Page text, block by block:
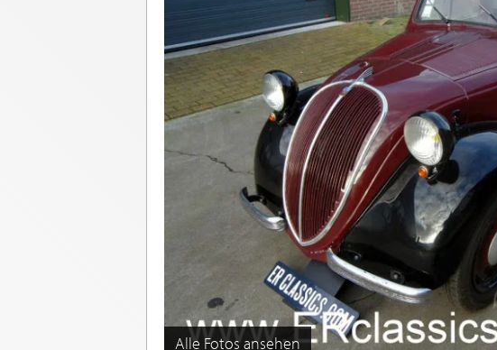
Alle Fotos ansehen